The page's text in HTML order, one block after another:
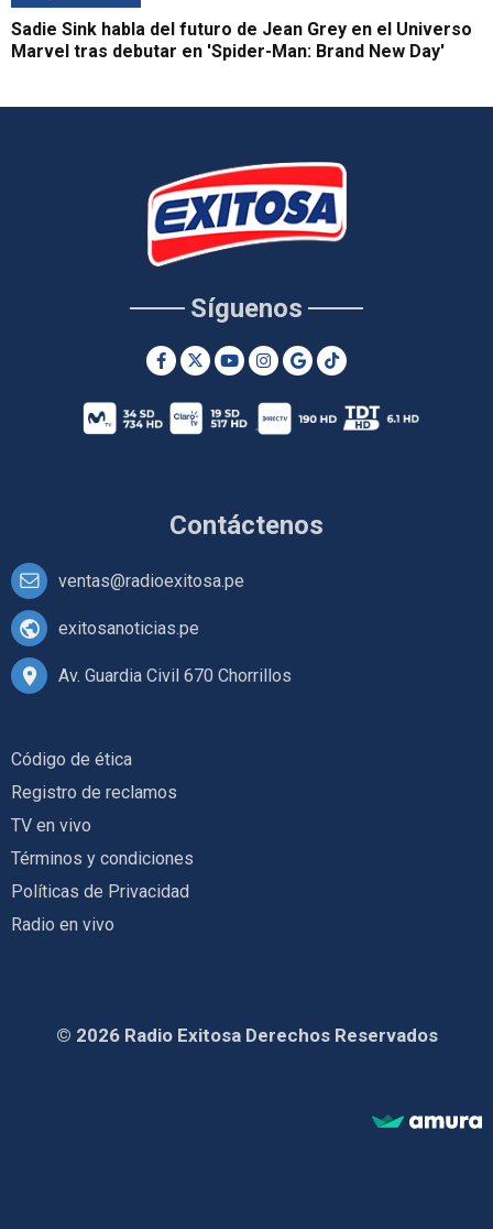
Sadie Sink habla del futuro de Jean Grey en el Universo
Marvel tras debutar en 'Spider-Man: Brand New Day'
Contáctenos
ventas@radioexitosa.pe
exitosanoticias.pe
Av. Guardia Civil 670 Chorrillos
Síguenos
Código de ética
Registro de reclamos
TV en vivo
Términos y condiciones
Políticas de Privacidad
Radio en vivo
© 2026 Radio Exitosa Derechos Reservados